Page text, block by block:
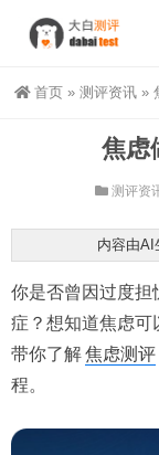
首页 » 测评资讯 »
焦虑
测评资
内容由AI
你是否曾因过度担
症？想知道焦虑可
带你了解焦虑测评
程。